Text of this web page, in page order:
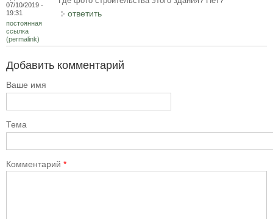
07/10/2019 -
19:31
постоянная
ссылка
(permalink)
ответить
Добавить комментарий
Ваше имя
Тема
Комментарий *